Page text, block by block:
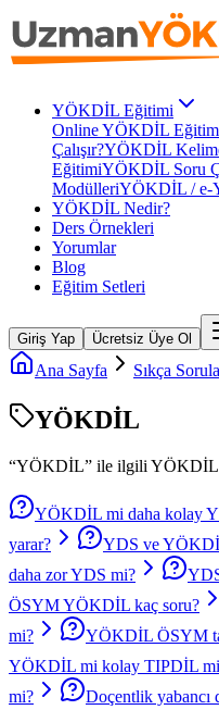
YÖKDİL Eğitimi
Online YÖKDİL
Çalışır?YÖKDİL
EğitimiYÖKDİL Soru
ModülleriYÖKDİL / e-
YÖKDİL Nedir?
Ders Örnekleri
Yorumlar
Blog
Eğitim Setleri
Giriş Yap Ücretsiz Üye Ol
Ana Sayfa Sıkça
YÖKDİL
“YÖKDİL” ile ilgili YÖKDİL
YÖKDİL mi daha kolay
yarar?
YDS ve
daha zor YDS mi?
ÖSYM YÖKDİL kaç soru?
mi?
YÖKDİL ÖSYM
YÖKDİL mi kolay TIPDİL
mi?
Doçentlik yabancı